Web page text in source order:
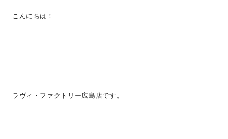
こんにちは！
ラヴィ・ファクトリー広島店です。